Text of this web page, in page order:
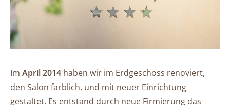
Im April 2014 haben wir im Erdgeschoss renoviert,
den Salon farblich, und mit neuer Einrichtung
gestaltet. Es entstand durch neue Firmierung das